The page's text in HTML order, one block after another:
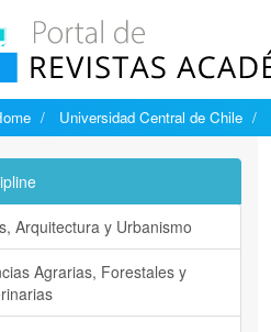
Universidad Central de Chile
Arquitectura y Urbanismo
Agrarias, Forestales y